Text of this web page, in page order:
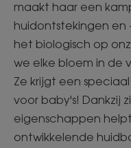
maakt haar een
huidontstekingen en
het biologisch op
we elke bloem in de
Ze krijgt een
voor baby's! Dankzij
eigenschappen
ontwikkelende